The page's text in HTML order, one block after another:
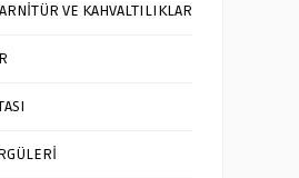
VE KAHVALTILIKLAR